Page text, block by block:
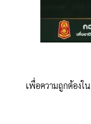
เพื่อความถูกต้องใ